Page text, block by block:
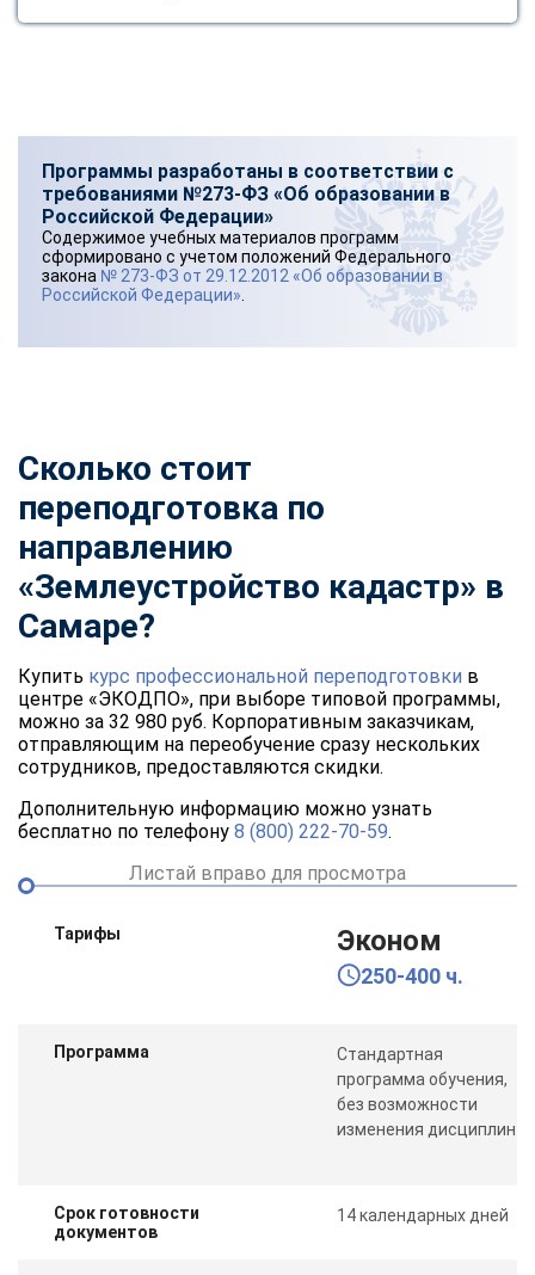
Программы разработаны в соответствии с
требованиями №273-ФЗ «Об образовании в
Российской Федерации»
Содержимое учебных материалов программ
сформировано с учетом положений Федерального
закона № 273-ФЗ от 29.12.2012 «Об образовании в
Российской Федерации»
Сколько стоит
переподготовка по
направлению
«Землеустройство кадастр» в
Самаре?
Купить курс профессиональной переподготовки в
центре «ЭКОДПО», при выборе типовой программы,
можно за 32 980 руб. Корпоративным заказчикам,
отправляющим на переобучение сразу нескольких
сотрудников, предоставляются скидки.
Дополнительную информацию можно узнать
бесплатно по телефону 8 (800) 222-70-59.
Листай вправо для просмотра
Тарифы Эконом
250-400 ч.
Программа
Стандартная
программа обучения,
без возможности
изменения дисциплин
Срок готовности
документов
14 календарных дней